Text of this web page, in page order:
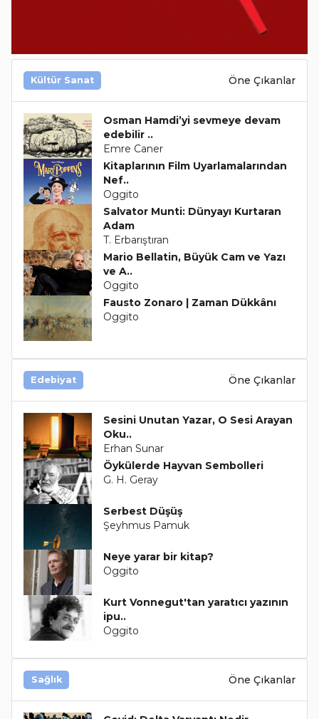
Kültür Sanat Öne Çıkanlar
Osman Hamdi’yi sevmeye devam
edebilir ..
Emre Caner
Kitaplarının Film Uyarlamalarından
Nef..
Oggito
Salvator Munti: Dünyayı Kurtaran
Adam
T. Erbarıştıran
Mario Bellatin, Büyük Cam ve Yazı
ve A..
Oggito
Fausto Zonaro | Zaman Dükkânı
Oggito
Edebiyat Öne Çıkanlar
Sesini Unutan Yazar, O Sesi Arayan
Oku..
Erhan Sunar
Öykülerde Hayvan Sembolleri
G. H. Geray
Serbest Düşüş
Şeyhmus Pamuk
Neye yarar bir kitap?
Oggito
Kurt Vonnegut'tan yaratıcı yazının
ipu..
Oggito
Sağlık Öne Çıkanlar